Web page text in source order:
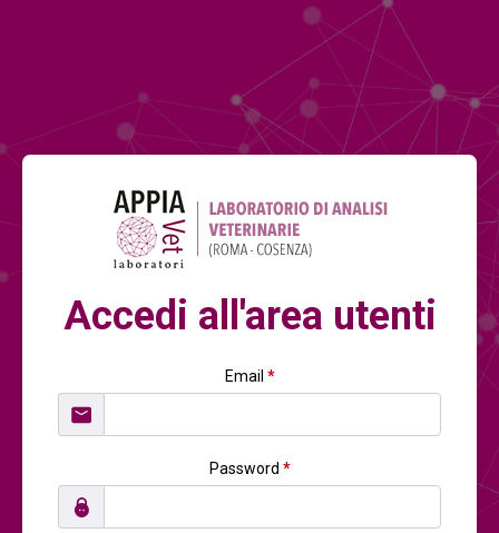
Accedi all'area utenti
Email *
Password *